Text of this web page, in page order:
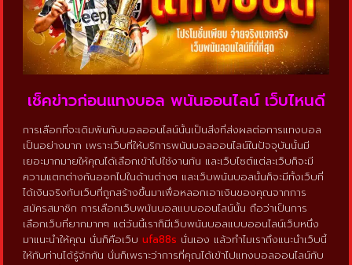
เช็คข่าวก่อนแทงบอล พนันออนไลน์ เว็บไหนดี
การเลือกที่จะเดิมพันกับบอลออนไลน์นั้นเป็นสิ่งที่ส่งผลต่อการแทงบอล
เป็นอย่างมาก เพราะเว็บที่ให้บริการพนันบอลออนไลน์ในปัจจุบันนั้นมี
เยอะมากมายให้คุณได้เลือกเข้าไปใช้งานกัน และเว็บไซต์แต่ละเว็บก็จะมี
ความแตกต่างกันออกไปในด้านต่างๆ และเว็บพนันบอลนั้นก็จะมีทั้งเว็บที่
ได้เงินจริงกับเว็บที่ถูกสร้างขึ้นมาเพื่อหลอกเอาเงินของคุณจากการ
สมัครสมาชิก การเลือกเว็บพนันบอลแบบออนไลน์นั้น ถือว่าเป็นการ
เลือกเว็บที่ยากมากๆ แต่วันนี้เราก็มีเว็บพนันบอลแบบออนไลน์เว็บหนึ่ง
มาแนะนำให้คุณ นั่นก็คือเว็บ ufa88s นั่นเอง แล้วทำไมเราถึงแนะนำเว็บนี้
ให้กับท่านได้รู้จักกัน นั่นก็เพราะว่าการที่คุณได้เข้าไปแทงบอลออนไลน์กับ